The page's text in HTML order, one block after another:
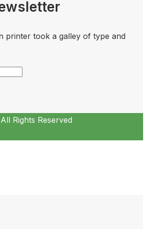
printer took a galley of type and
Rights Reserved